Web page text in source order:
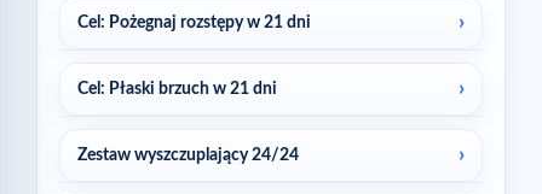
Cel: Pożegnaj rozstępy w 21 dni
Cel: Płaski brzuch w 21 dni
Zestaw wyszczuplający 24/24